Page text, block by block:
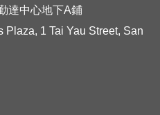
達中心地下A鋪
Plaza, 1 Tai Yau Street, San